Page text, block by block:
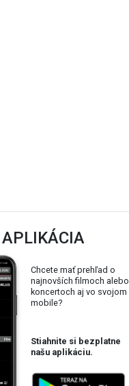
Chcete mať prehľad o
najnovších filmoch alebo
koncertoch aj vo svojom
mobile?
Stiahnite si bezplatne
našu aplikáciu.